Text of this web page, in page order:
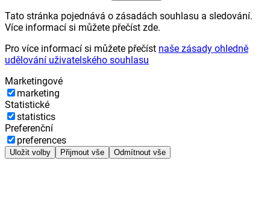
Tato stránka pojednává o zásadách souhlasu a sledování.
Více informací si můžete přečíst zde.
Pro více informací si můžete přečíst naše zásady ohledně
udělování uživatelského souhlasu
Marketingové
marketing
Statistické
statistics
Preferenční
preferences
Uložit volby Přijmout vše Odmítnout vše